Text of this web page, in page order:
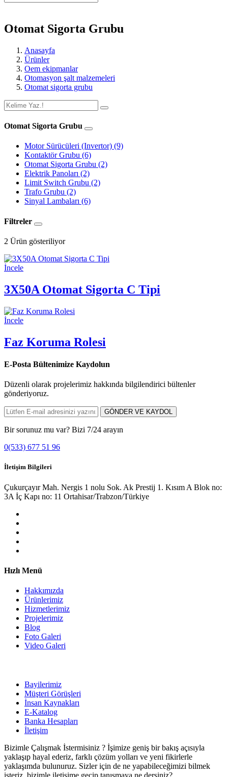
Otomat Sigorta Grubu
Anasayfa
Ürünler
Oem ekipmanlar
Otomasyon şalt malzemeleri
Otomat sigorta grubu
Otomat Sigorta Grubu
Motor Sürücüleri (Invertor) (9)
Kontaktör Grubu (6)
Otomat Sigorta Grubu (2)
Elektrik Panoları (2)
Limit Switch Grubu (2)
Trafo Grubu (2)
Sinyal Lambaları (6)
Filtreler
2 Ürün gösteriliyor
İncele
3X50A Otomat Sigorta C Tipi
İncele
Faz Koruma Rolesi
E-Posta Bültenimize Kaydolun
Düzenli olarak projelerimiz hakkında bilgilendirici bültenler
gönderiyoruz.
GÖNDER VE KAYDOL
Bir sorunuz mu var? Bizi 7/24 arayın
0(533) 677 51 96
İletişim Bilgileri
Çukurçayır Mah. Nergis 1 nolu Sok. Ak Prestij 1. Kısım A Blok no:
3A İç Kapı no: 11 Ortahisar/Trabzon/Türkiye
Hızlı Menü
Hakkımızda
Ürünlerimiz
Hizmetlerimiz
Projelerimiz
Blog
Foto Galeri
Video Galeri
Bayilerimiz
Müşteri Görüşleri
İnsan Kaynakları
E-Katalog
Banka Hesapları
İletişim
Bizimle Çalışmak İstermisiniz ? İşimize geniş bir bakış açısıyla
yaklaşıp hayal ederiz, farklı çözüm yolları ve yeni fikirlerle
yaklaşımda bulunuruz. Sizler için de ne yapabileceğimizi bilmek
isteriz, bizimle iletişime geçip tanışmaya ne dersiniz?